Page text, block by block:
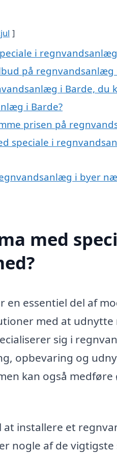
i
på regnvandsanlæg
i Barde, du
i Barde?
prisen på
speciale i
i byer
med
en essentiel del af
med at udnytte
sig i
opbevaring og
kan også medføre
installere et
nogle af de